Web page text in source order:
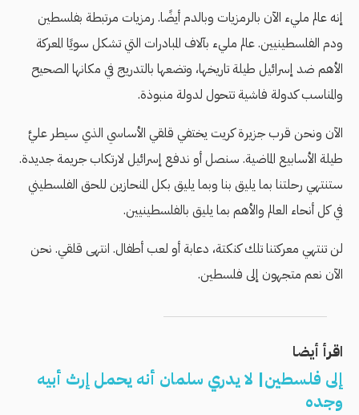
إنه عالم مليء الآن بالرمزيات وبالدم أيضًا. رمزيات مرتبطة بفلسطين
ودم الفلسطينيين. عالم مليء بآلاف المبادرات التي تشكل سويًا المعركة
الأهم ضد إسرائيل طيلة تاريخها، وتضعها بالتدريج في مكانها الصحيح
والمناسب كدولة فاشية تتحول لدولة منبوذة.
الآن ونحن قرب جزيرة كريت يختفي قلقي الأساسي الذي سيطر عليَّ
طيلة الأسابيع الماضية. سنصل أو ندفع إسرائيل لارتكاب جريمة جديدة.
ستنتهي رحلتنا بما يليق بنا وبما يليق بكل المنحازين للحق الفلسطيني
في كل أنحاء العالم والأهم بما يليق بالفلسطينيين.
لن تنتهي معركتنا تلك كنكتة، دعابة أو لعب أطفال. انتهى قلقي. نحن
الآن نعم متجهون إلى فلسطين.
اقرأ أيضا
إلى فلسطين| لا يدري سلمان أنه يحمل إرث أبيه
وجده